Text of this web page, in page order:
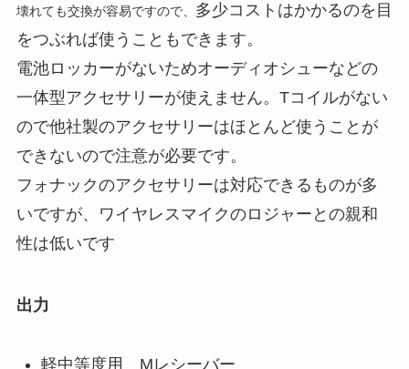
壊れても交換が容易ですので、 多少コストはかかるのを目
をつぶれば使うこともできます。
電池ロッカーがないためオーディオシューなどの
一体型アクセサリーが使えません。Tコイルがない
ので他社製のアクセサリーはほとんど使うことが
できないので注意が必要です。
フォナックのアクセサリーは対応できるものが多
いですが、ワイヤレスマイクのロジャーとの親和
性は低いです
出力
軽中等度用 Mレシーバー